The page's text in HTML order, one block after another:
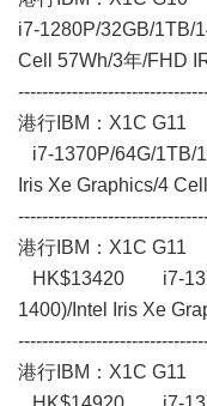
i7-1280P/32GB/1TB/
Cell 57Wh/3年/FHD
港行IBM：X1C
i7-1370P/64G/1TB/
Iris Xe Graphics/4
港行IBM：X1C
HK$13420 i7-
1400)/Intel Iris Xe
港行IBM：X1C